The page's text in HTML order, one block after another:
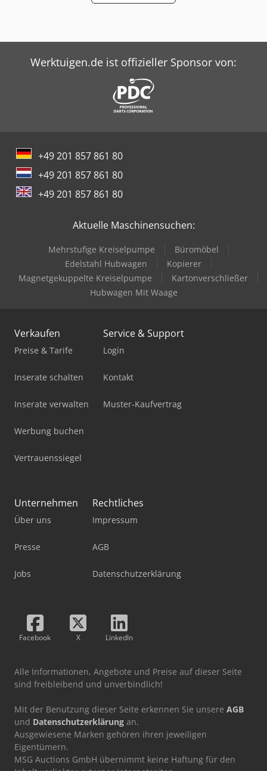
Werktuigen.de ist offizieller Sponsor von:
+49 201 857 861 80
+49 201 857 861 80
+49 201 857 861 80
Aktuelle Maschinensuchen:
Mehrstufige Kreiselpumpe
Büromöbel
Edelstahl Hubwagen
Kopierer
Magnetgekuppelte Kreiselpumpe
Kartonverschließer
Hubwagen Mit Waage
Verkaufen
Preise & Tarife
Inserate schalten
Inserate verwalten
Werbung buchen
Vertrauenssiegel
Service & Support
Login
Kontakt
Muster-Kaufvertrag
Unternehmen
Über uns
Presse
Jobs
Rechtliches
Impressum
AGB
Datenschutzerklärung
Facebook X LinkedIn
Alle Informationen, Angebote und Preise auf dieser Seite
sind freibleibend und unverbindlich!
Mit der Benutzung dieser Seite erkennen Sie unsere AGB
und Datenschutzerklärung an.
Ausgewiesene Marken gehören ihren jeweiligen
Eigentümern.
MSG Auctions GmbH übernimmt keine Haftung für den